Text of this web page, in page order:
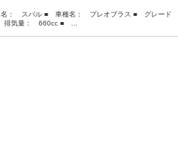
： スバル ■ 車種名： プレオプラス ■ グレード
排気量： 660cc ■ ...